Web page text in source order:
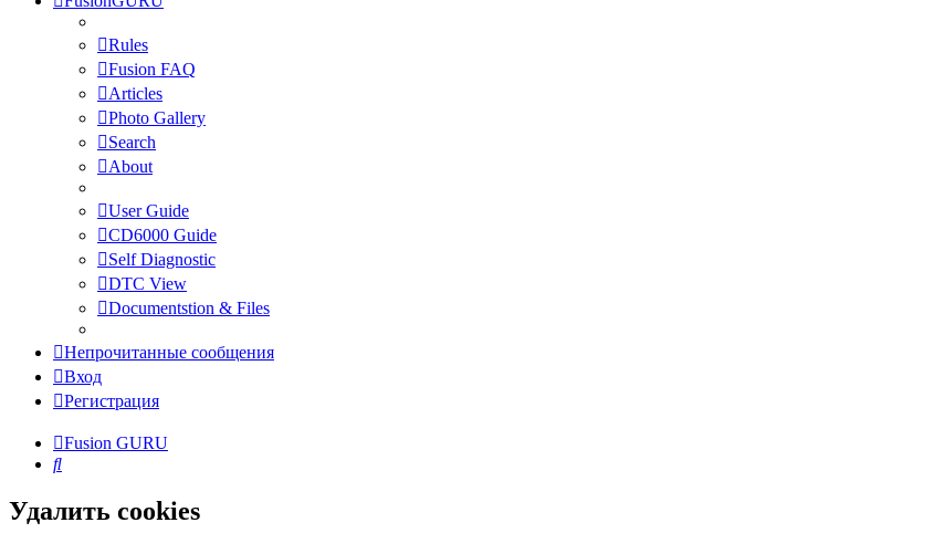
Rules
Fusion FAQ
Articles
Photo Gallery
Search
About
User Guide
CD6000 Guide
Self Diagnostic
DTC View
Documentstion & Files
Непрочитанные сообщения
Вход
Регистрация
Fusion GURU
Поиск
Удалить cookies